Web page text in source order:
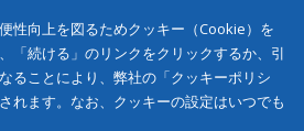
性向上を図るためクッキー（Cookie）を
「続ける」のリンクをクリックするか、引
ることにより、弊社の「クッキーポリシ
れます。なお、クッキーの設定はいつでも